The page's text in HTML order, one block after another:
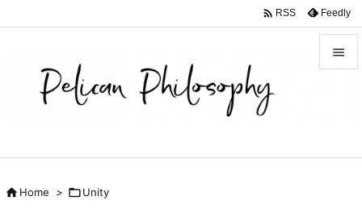

 RSS Feedly
Home > Unity